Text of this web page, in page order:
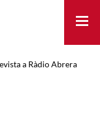
a Ràdio Abrera